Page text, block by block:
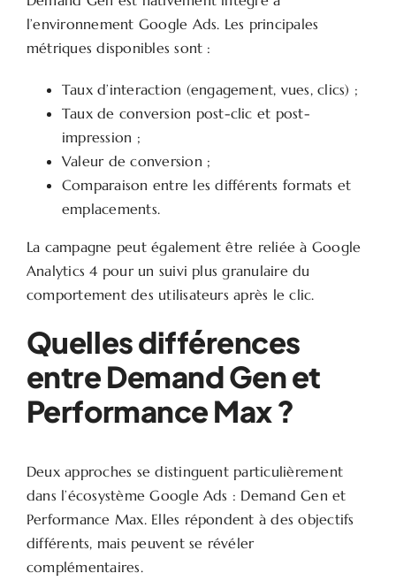
l’environnement Google Ads. Les principales
métriques disponibles sont :
Taux d’interaction (engagement, vues, clics) ;
Taux de conversion post-clic et post-
impression ;
Valeur de conversion ;
Comparaison entre les différents formats et
emplacements.
La campagne peut également être reliée à Google
Analytics 4 pour un suivi plus granulaire du
comportement des utilisateurs après le clic.
Quelles différences
entre Demand Gen et
Performance Max ?
Deux approches se distinguent particulièrement
dans l’écosystème Google Ads : Demand Gen et
Performance Max. Elles répondent à des objectifs
différents, mais peuvent se révéler
complémentaires.